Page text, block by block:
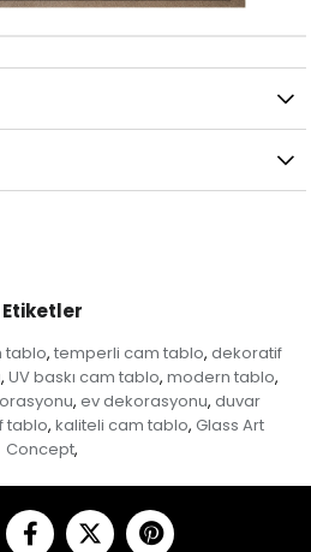
Etiketler
tablo, temperli cam tablo, dekoratif
, UV baskı cam tablo, modern tablo,
, ev dekorasyonu, duvar
tablo, kaliteli cam tablo, Glass Art
Concept,